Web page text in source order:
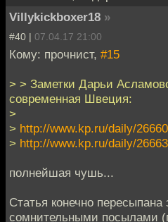
Villykickboxer18 »
#40 | 07.04.17 21:00
Кому: прочнист, #15
> > Заметки Дарьи
современная Швеция:
>
> http://www.kp.ru/daily/
> http://www.kp.ru/daily/
полнейшая чушь...
Статья конечно
сомнительными посылами